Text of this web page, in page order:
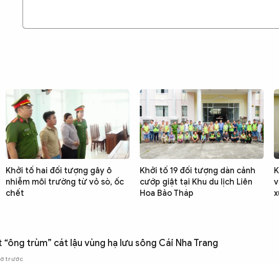
Khởi tố hai đối tượng gây ô
nhiễm môi trường từ vỏ sò, ốc
chết
Khởi tố 19 đối tượng dàn cảnh
cướp giật tại Khu du lịch Liên
Hoa Bảo Tháp
“ông trùm” cát lậu vùng hạ lưu sông Cái Nha Trang
trước